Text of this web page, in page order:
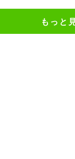
もっと